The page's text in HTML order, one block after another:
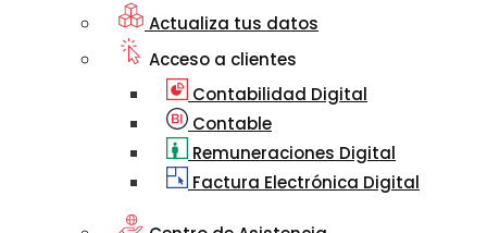
Actualiza tus datos
Acceso a clientes
Contabilidad Digital
Contable
Remuneraciones Digital
Factura Electrónica Digital